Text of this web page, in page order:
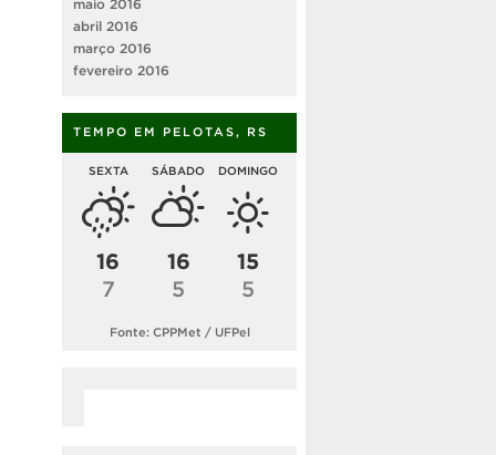
maio 2016
abril 2016
março 2016
fevereiro 2016
TEMPO EM PELOTAS, RS
SEXTA
16
7
SÁBADO
16
5
DOMINGO
15
5
Fonte: CPPMet / UFPel